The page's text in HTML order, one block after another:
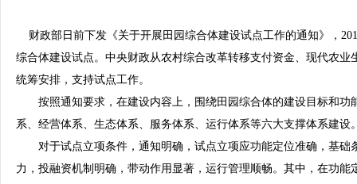
财政部日前下发《关于开展田园综合体建设试点工作的通知》，
综合体建设试点。中央财政从农村综合改革转移支付资金、现代农
统筹安排，支持试点工作。
按照通知要求，在建设内容上，围绕田园综合体的建设目标和功
系、经营体系、生态体系、服务体系、运行体系等六大支撑体系建设
对于试点立项条件，通知明确，试点立项应功能定位准确，基础
力，投融资机制明确，带动作用显著，运行管理顺畅。其中，在功